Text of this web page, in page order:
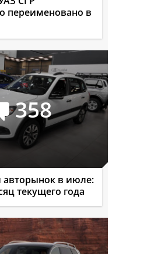
переименовано в
358
авторынок в июле:
текущего года